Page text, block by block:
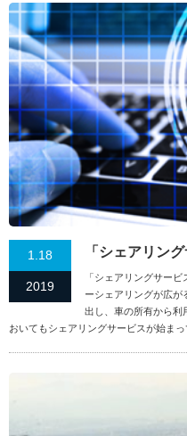
1.18
2019
「シェアリン
「シェアリングサー
ーシェアリングが広が
出し、車の所有から利
おいてもシェアリングサービスが始まっ